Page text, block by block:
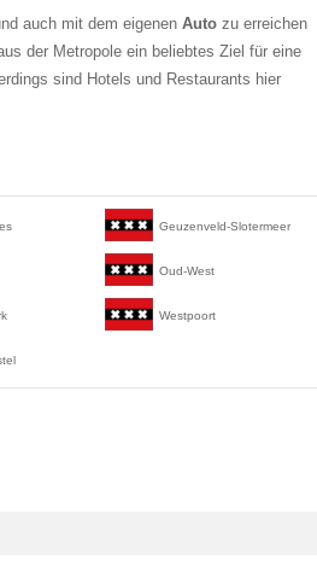
auch mit dem eigenen Auto zu erreichen
der Metropole ein beliebtes Ziel für eine
sind Hotels und Restaurants hier
Geuzenveld-Slotermeer
Oud-West
Westpoort